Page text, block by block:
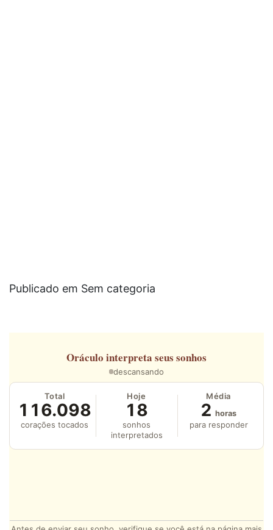
Publicado em Sem categoria
Oráculo interpreta seus sonhos
descansando
Total
116.098
corações tocados
Hoje
18
sonhos
interpretados
Média
2 horas
para responder